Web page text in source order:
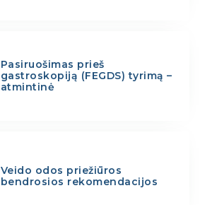
Pasiruošimas prieš
gastroskopiją (FEGDS) tyrimą –
atmintinė
Veido odos priežiūros
bendrosios rekomendacijos